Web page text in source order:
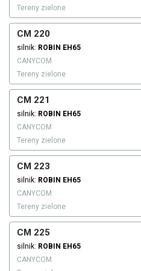
Tereny zielone
CM 220
silnik: ROBIN EH65
CANYCOM
Tereny zielone
CM 221
silnik: ROBIN EH65
CANYCOM
Tereny zielone
CM 223
silnik: ROBIN EH65
CANYCOM
Tereny zielone
CM 225
silnik: ROBIN EH65
CANYCOM